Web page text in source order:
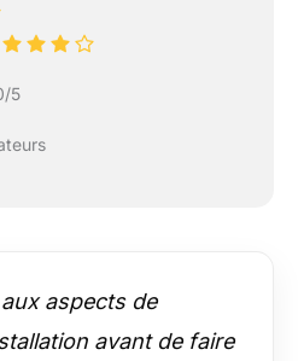
5
aspects de
avant de faire